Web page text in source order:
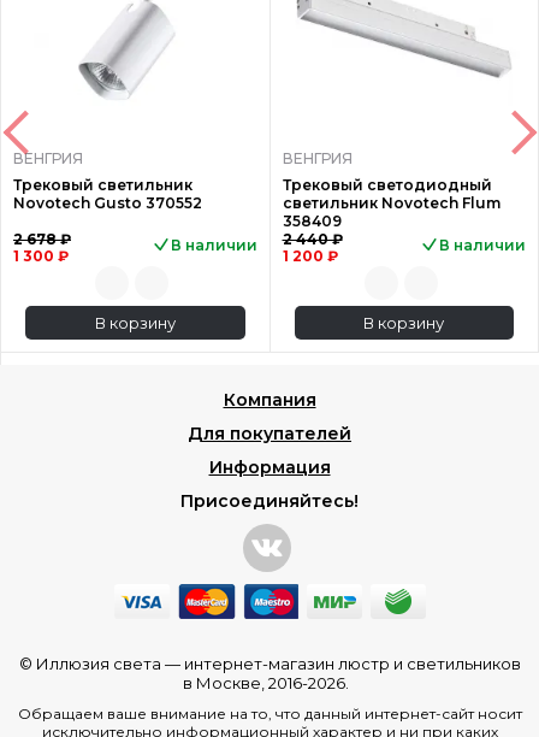
ВЕНГРИЯ
Трековый светильник
Novotech Gusto 370552
2 678 ₽
1 300 ₽
В наличии
В корзину
ВЕНГРИЯ
Трековый светодиодный
светильник Novotech Flum
358409
2 440 ₽
1 200 ₽
В наличии
В корзину
Компания
Для покупателей
Информация
Присоединяйтесь!
© Иллюзия света — интернет-магазин люстр и светильников
в Москве , 2016-2026.
Обращаем ваше внимание на то, что данный интернет-сайт носит
исключительно информационный характер и ни при каких